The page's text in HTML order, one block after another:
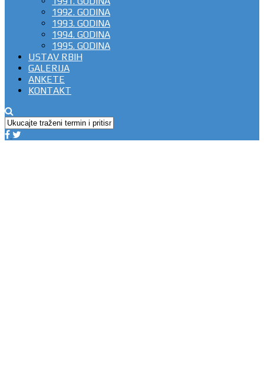
1992. GODINA
1993. GODINA
1994. GODINA
1995. GODINA
USTAV RBIH
GALERIJA
ANKETE
KONTAKT